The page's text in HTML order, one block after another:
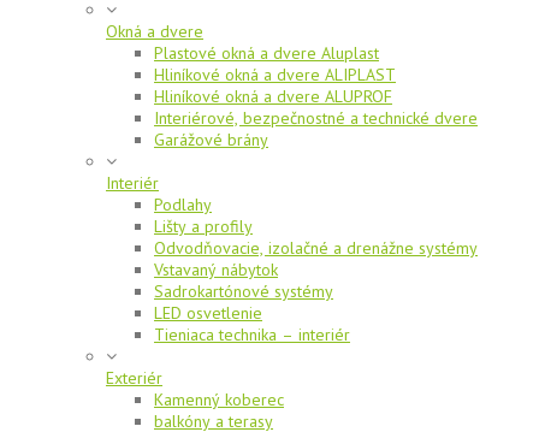
Okná a dvere
Plastové okná a dvere Aluplast
Hliníkové okná a dvere ALIPLAST
Hliníkové okná a dvere ALUPROF
Interiérové, bezpečnostné a technické dvere
Garážové brány
Interiér
Podlahy
Lišty a profily
Odvodňovacie, izolačné a drenážne systémy
Vstavaný nábytok
Sadrokartónové systémy
LED osvetlenie
Tieniaca technika – interiér
Exteriér
Kamenný koberec
balkóny a terasy